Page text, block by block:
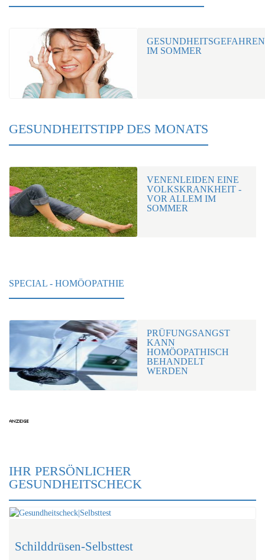
GESUNDHEITSGEFAHREN
IM SOMMER
GESUNDHEITSTIPP DES MONATS
VENENLEIDEN EINE
VOLKSKRANKHEIT -
VOR ALLEM IM
SOMMER
SPECIAL - HOMÖOPATHIE
PRÜFUNGSANGST
KANN
HOMÖOPATHISCH
BEHANDELT
WERDEN
IHR PERSÖNLICHER
GESUNDHEITSCHECK
Schilddrüsen-Selbsttest